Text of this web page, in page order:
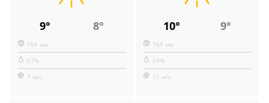
9° 8°
766 мм
67%
7 м/с
10° 9°
765 мм
59%
11 м/с